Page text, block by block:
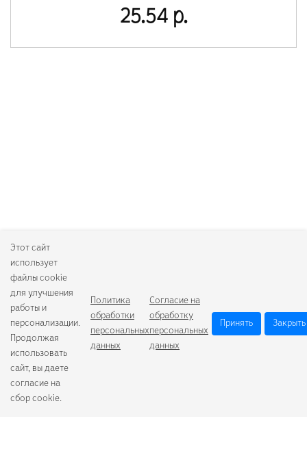
25.54 р.
Этот сайт
использует
файлы cookie
для улучшения
работы и
персонализации.
Продолжая
использовать
сайт, вы даете
согласие на
сбор cookie.
Политика
обработки
персональных
данных
Согласие на
обработку
персональных
данных
Принять Закрыть